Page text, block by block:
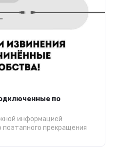
по
информацией
прекращения